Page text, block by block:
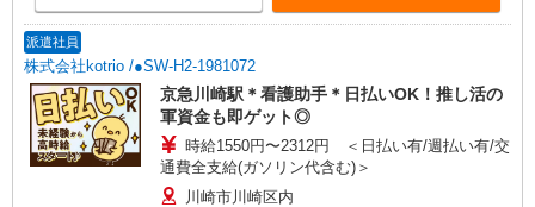
派遣社員
株式会社kotrio /●SW-H2-1981072
京急川崎駅＊看護助手＊日払いOK！推し活の
軍資金も即ゲット◎
時給1550円〜2312円 ＜日払い有/週払い有/交
通費全支給(ガソリン代含む)＞
川崎市川崎区内